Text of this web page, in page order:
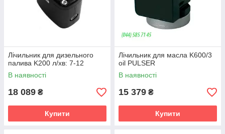
Лічильник для дизельного
палива K200 л/хв: 7-12
В наявності
18 089 ₴
Купити
Лічильник для масла K600/3
oil PULSER
В наявності
15 379 ₴
Купити